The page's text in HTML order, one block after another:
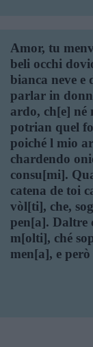
Amor, tu
beli occhi
bianca neve e
parlar in
ardo, ch[e] né
potrian quel
poiché l mio
chardendo
consu[mi].
catena de toi
vòl[ti], che,
pen[a]. Daltre
m[olti], ché
men[a], e